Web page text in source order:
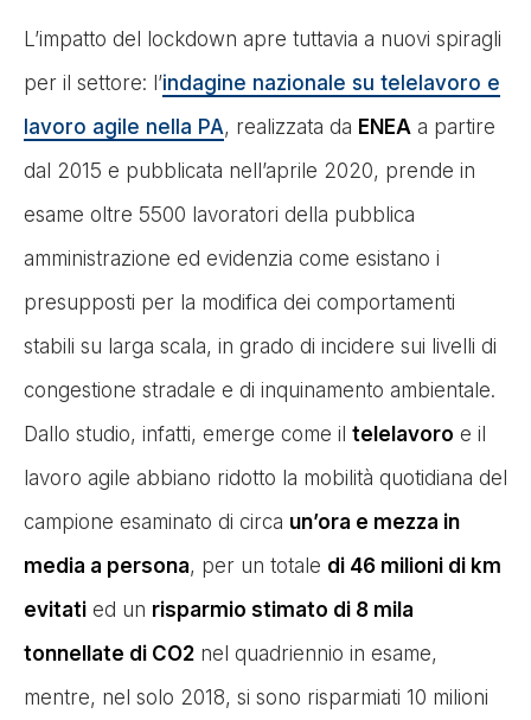
L’impatto del lockdown apre tuttavia a nuovi spiragli
per il settore: l’indagine nazionale su telelavoro e
lavoro agile nella PA, realizzata da ENEA a partire
dal 2015 e pubblicata nell’aprile 2020, prende in
esame oltre 5500 lavoratori della pubblica
amministrazione ed evidenzia come esistano i
presupposti per la modifica dei comportamenti
stabili su larga scala, in grado di incidere sui livelli di
congestione stradale e di inquinamento ambientale.
Dallo studio, infatti, emerge come il telelavoro e il
lavoro agile abbiano ridotto la mobilità quotidiana del
campione esaminato di circa un’ora e mezza in
media a persona, per un totale di 46 milioni di km
evitati ed un risparmio stimato di 8 mila
tonnellate di CO2 nel quadriennio in esame,
mentre, nel solo 2018, si sono risparmiati 10 milioni